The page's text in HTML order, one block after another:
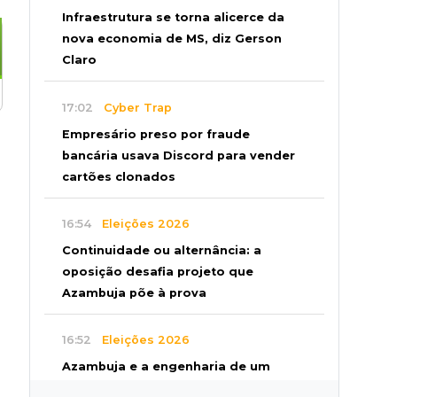
Infraestrutura se torna alicerce da
nova economia de MS, diz Gerson
Claro
17:02 Cyber Trap
Empresário preso por fraude
bancária usava Discord para vender
cartões clonados
16:54 Eleições 2026
Continuidade ou alternância: a
oposição desafia projeto que
Azambuja põe à prova
16:52 Eleições 2026
Azambuja e a engenharia de um